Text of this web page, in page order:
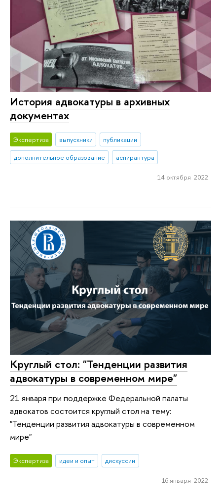
История адвокатуры в архивных
документах
Экспертиза выпускники
публикации
дополнительное образование
аспирантура
14 октября 2022
Круглый стол: "Тенденции развития
адвокатуры в современном мире"
21 января при поддержке Федеральной палаты
адвокатов состоится круглый стол на тему:
"Тенденции развития адвокатуры в современном
мире"
Экспертиза идеи и опыт дискуссии
16 января 2022